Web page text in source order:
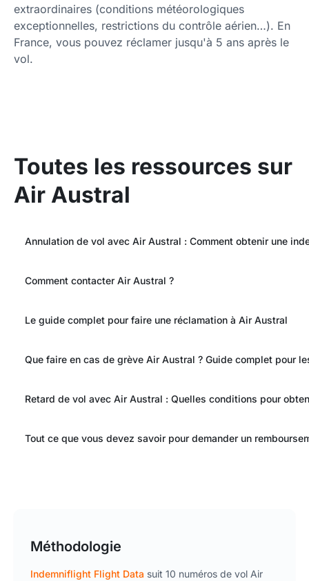
extraordinaires (conditions météorologiques
exceptionnelles, restrictions du contrôle aérien…). En
France, vous pouvez réclamer jusqu'à 5 ans après le
vol.
Toutes les ressources sur
Air Austral
Annulation de vol avec Air Austral : Comment obtenir une
Comment contacter Air Austral ?
Le guide complet pour faire une réclamation à Air Austral
Que faire en cas de grève Air Austral ? Guide complet pour
Retard de vol avec Air Austral : Quelles conditions pour
Tout ce que vous devez savoir pour demander un
Méthodologie
Indemniflight Flight Data suit 10 numéros de vol Air